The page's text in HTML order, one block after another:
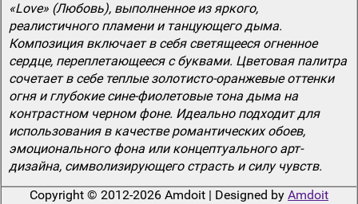
«Love» (Любовь), выполненное из яркого,
реалистичного пламени и танцующего дыма.
Композиция включает в себя светящееся огненное
сердце, переплетающееся с буквами. Цветовая палитра
сочетает в себе теплые золотисто-оранжевые оттенки
огня и глубокие сине-фиолетовые тона дыма на
контрастном черном фоне. Идеально подходит для
использования в качестве романтических обоев,
эмоционального фона или концептуального арт-
дизайна, символизирующего страсть и силу чувств.
Copyright © 2012-2026 Amdoit | Designed by Amdoit